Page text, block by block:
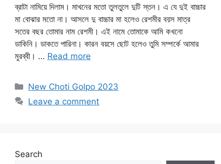
ব্রাটা নামিয়ে দিলাম। মাখনের মতো তুলতুলে দুটি স্তন। এ যে দুই বাচ্চার
মা বোঝার মতো না। আসলে দু বাচ্চার মা হলেও রেশমীর বয়স মাত্র
সতের বছর তোমার নাম রেশমী। এই নামে তোমাকে আমি কখনো
ডাকিনি। ডাকতে পারিনা। কারন বয়সে ছোট হলেও তুমি সম্পর্কে আমার
মুরব্বী। … Read more
Categories
New Choti Golpo 2023
Leave a comment
Search